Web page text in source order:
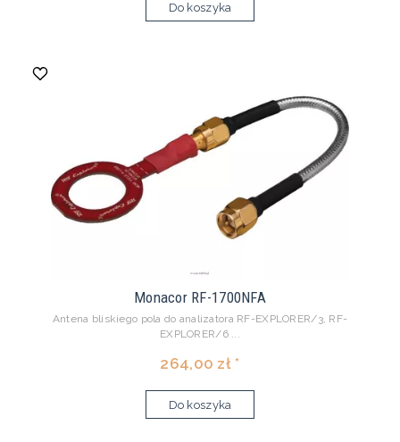
Do koszyka
Monacor RF-1700NFA
Antena bliskiego pola do analizatora RF-EXPLORER/3, RF-
EXPLORER/6 ...
264,00 zł *
Do koszyka